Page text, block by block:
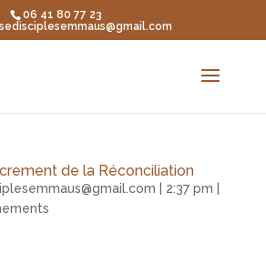
06 41 80 77 23
de la Réconciliation
2:37 pm